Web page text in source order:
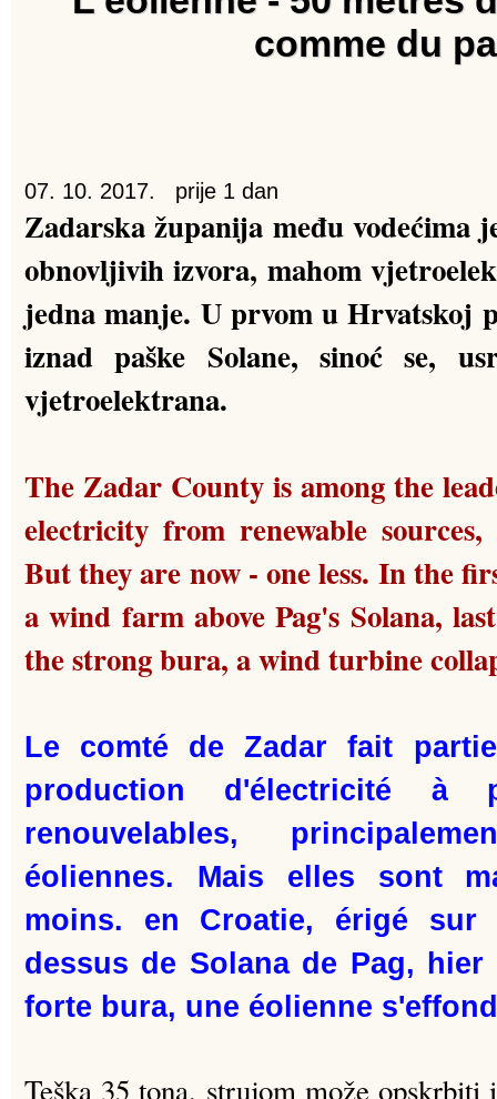
comme du
07. 10. 2017. prije 1 dan
Zadarska županija među
obnovljivih izvora, mahom
jedna manje. U prvom u Hrvatskoj
iznad paške Solane, sinoć se,
vjetroelektrana.
The Zadar County is among the
electricity from renewable
But they are now - one less. In the
a wind farm above Pag's Solana,
the strong bura, a wind turbine
Le comté de Zadar fait
production d'électricité à
renouvelables,
éoliennes. Mais elles sont
moins. en Croatie, érigé
dessus de Solana de Pag,
forte bura, une éolienne
Teška 35 tona, strujom može opskrbiti